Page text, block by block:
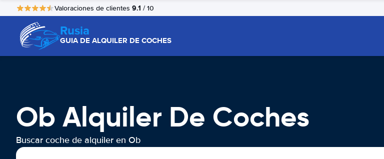
Valoraciones de clientes 9.1 / 10
Rusia
GUIA DE ALQUILER DE COCHES
Ob Alquiler De Coches
Buscar coche de alquiler en Ob